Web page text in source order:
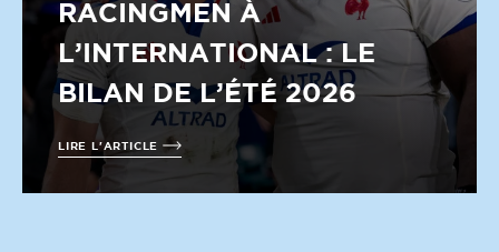
RACINGMEN À
L’INTERNATIONAL : LE
BILAN DE L’ÉTÉ 2026
LIRE L'ARTICLE